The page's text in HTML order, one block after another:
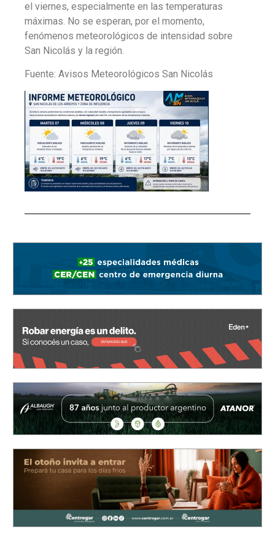
el viernes, especialmente en las temperaturas
máximas. No se esperan, por el momento,
fenómenos meteorológicos de intensidad sobre
San Nicolás y la región.
Fuente: Avisos Meteorológicos San Nicolás